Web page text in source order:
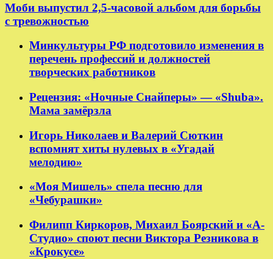
Моби выпустил 2,5-часовой альбом для борьбы
с тревожностью
Минкультуры РФ подготовило изменения в
перечень профессий и должностей
творческих работников
Рецензия: «Ночные Снайперы» — «Shuba».
Мама замёрзла
Игорь Николаев и Валерий Сюткин
вспомнят хиты нулевых в «Угадай
мелодию»
«Моя Мишель» спела песню для
«Чебурашки»
Филипп Киркоров, Михаил Боярский и «А-
Студио» споют песни Виктора Резникова в
«Крокусе»